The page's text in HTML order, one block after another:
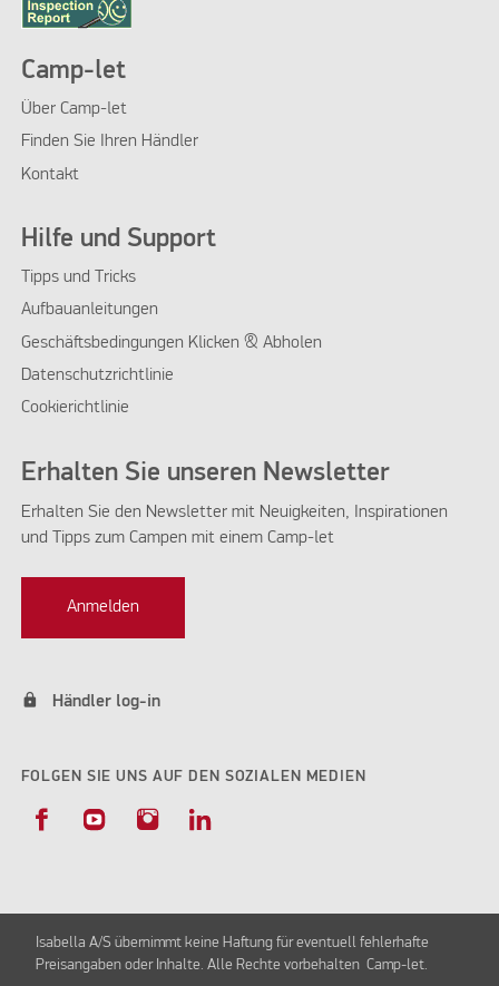
Camp-let
Über Camp-let
Finden Sie Ihren Händler
Kontakt
Hilfe und Support
Tipps und Tricks
Aufbauanleitungen
Geschäftsbedingungen Klicken & Abholen
Datenschutzrichtlinie
Cookierichtlinie
Erhalten Sie unseren Newsletter
Erhalten Sie den Newsletter mit Neuigkeiten, Inspirationen
und Tipps zum Campen mit einem Camp-let
Anmelden
lock Händler log-in
FOLGEN SIE UNS AUF DEN SOZIALEN MEDIEN
Isabella A/S übernimmt keine Haftung für eventuell fehlerhafte
Preisangaben oder Inhalte. Alle Rechte vorbehalten Camp-let.